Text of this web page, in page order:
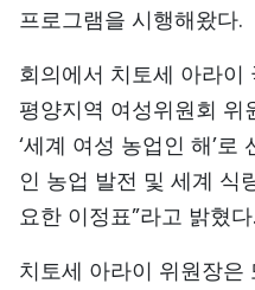
프로그램을 시행해왔다.
회의에서 치토세 아라이
평양지역 여성위원회
‘세계 여성 농업인 해’
인 농업 발전 및 세계 식
요한 이정표”라고 밝혔다.
치토세 아라이 위원장